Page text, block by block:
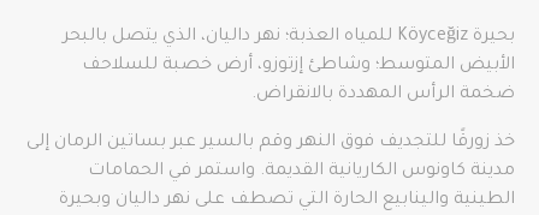
بحيرة Köyceğiz للمياه العذبة؛ نهر داليان، الذي يتصل بالبحر
الأبيض المتوسط؛ وشاطئ إزتوزو، أرض خصبة للسلاحف
ضخمة الرأس المهددة بالانقراض.
خذ زورقًا للتجديف فوق النهر وقم بالسير عبر بساتين الرمان إلى
مدينة كاونوس الكاريانية القديمة. واستمر في الحمامات
الطينية والينابيع الحارة التي تصطف على نهر داليان وبحيرة